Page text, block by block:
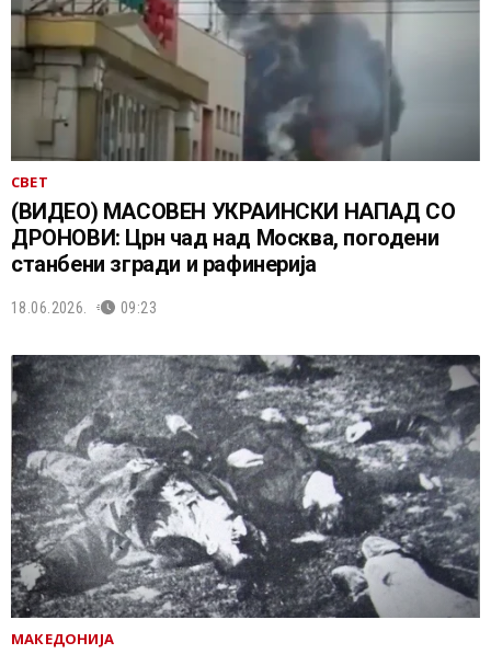
СВЕТ
(ВИДЕО) МАСОВЕН УКРАИНСКИ НАПАД СО
ДРОНОВИ: Црн чад над Москва, погодени
станбени згради и рафинерија
18.06.2026. 09:23
МАКЕДОНИЈА